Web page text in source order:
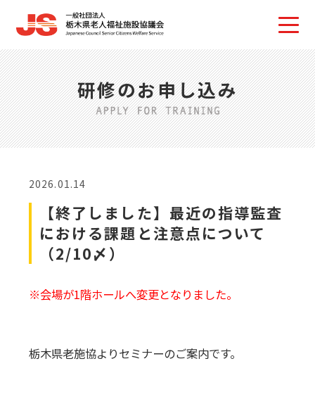
研修のお申し込み
2026.01.14
【終了しました】最近の指導監査
における課題と注意点について
（2/10〆）
※会場が1階ホールへ変更となりました。
栃木県老施協よりセミナーのご案内です。